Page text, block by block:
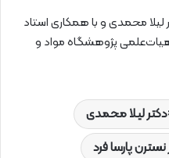
محمدی و با همکاری استاد
پژوهشگاه مواد و
دکتر لیلا محمدی
نسترن پارسا فرد